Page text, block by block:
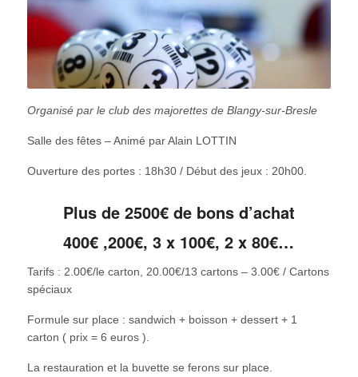
Organisé par le club des majorettes de Blangy-sur-Bresle
Salle des fêtes – Animé par Alain LOTTIN
Ouverture des portes : 18h30 / Début des jeux : 20h00.
Plus de 2500€ de bons d’achat
400€ ,200€, 3 x 100€, 2 x 80€…
Tarifs : 2.00€/le carton, 20.00€/13 cartons – 3.00€ / Cartons
spéciaux
Formule sur place : sandwich + boisson + dessert + 1
carton ( prix = 6 euros ).
La restauration et la buvette se ferons sur place.